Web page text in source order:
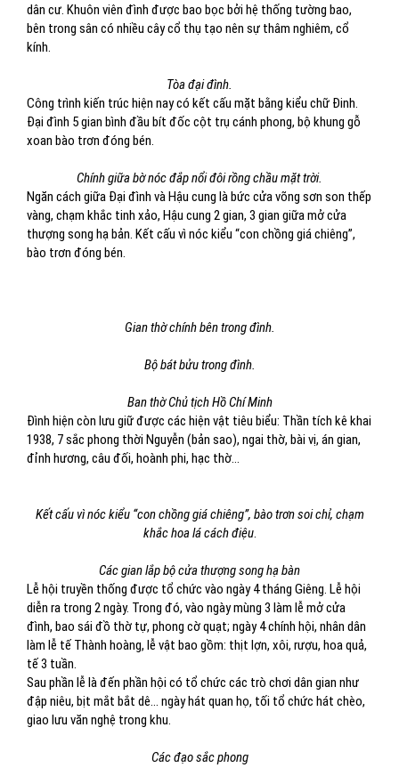
dân cư. Khuôn viên đình được bao bọc bởi hệ thống tường bao,
bên trong sân có nhiều cây cổ thụ tạo nên sự thâm nghiêm, cổ
kính.
Tòa đại đình.
Công trình kiến trúc hiện nay có kết cấu mặt bằng kiểu chữ Đinh.
Đại đình 5 gian bình đầu bít đốc cột trụ cánh phong, bộ khung gỗ
xoan bào trơn đóng bén.
Chính giữa bờ nóc đắp nổi đôi rồng chầu mặt trời.
Ngăn cách giữa Đại đình và Hậu cung là bức cửa võng sơn son thếp
vàng, chạm khắc tinh xảo, Hậu cung 2 gian, 3 gian giữa mở cửa
thượng song hạ bản. Kết cấu vì nóc kiểu “con chồng giá chiêng”,
bào trơn đóng bén.
Gian thờ chính bên trong đình.
Bộ bát bửu trong đình.
Ban thờ Chủ tịch Hồ Chí Minh
Đình hiện còn lưu giữ được các hiện vật tiêu biểu: Thần tích kê khai
1938, 7 sắc phong thời Nguyễn (bản sao), ngai thờ, bài vị, án gian,
đỉnh hương, câu đối, hoành phi, hạc thờ…
Kết cấu vì nóc kiểu “con chồng giá chiêng”, bào trơn soi chỉ, chạm
khắc hoa lá cách điệu.
Các gian lắp bộ cửa thượng song hạ bàn
Lễ hội truyền thống được tổ chức vào ngày 4 tháng Giêng. Lễ hội
diễn ra trong 2 ngày. Trong đó, vào ngày mùng 3 làm lễ mở cửa
đình, bao sái đồ thờ tự, phong cờ quạt; ngày 4 chính hội, nhân dân
làm lễ tế Thành hoàng, lễ vật bao gồm: thịt lợn, xôi, rượu, hoa quả,
tế 3 tuần.
Sau phần lễ là đến phần hội có tổ chức các trò chơi dân gian như
đập niêu, bịt mắt bắt dê... ngày hát quan họ, tối tổ chức hát chèo,
giao lưu văn nghệ trong khu.
Các đạo sắc phong